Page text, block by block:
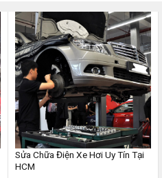
Sửa Chữa Điện Xe Hơi Uy Tín Tại
HCM